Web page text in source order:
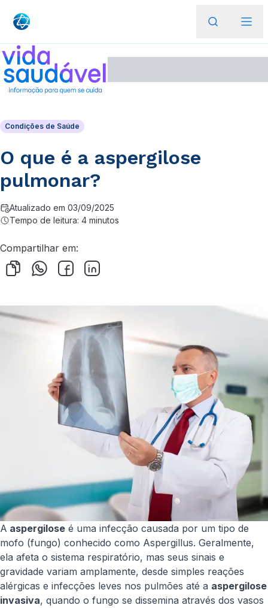
Condições de Saúde
O que é a aspergilose
pulmonar?
Atualizado em 03/09/2025
Tempo de leitura: 4 minutos
Compartilhar em:
A aspergilose é uma infecção causada por um tipo de
mofo (fungo) conhecido como Aspergillus. Geralmente,
ela afeta o sistema respiratório, mas seus sinais e
gravidade variam amplamente, desde simples reações
alérgicas e infecções leves nos pulmões até a aspergilose
invasiva, quando o fungo se dissemina através dos vasos